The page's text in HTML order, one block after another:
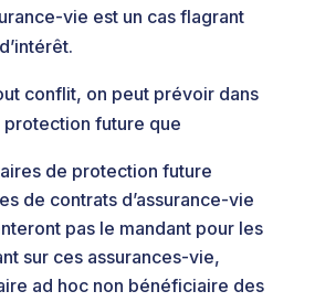
vie est un cas flagrant
conflit, on peut prévoir dans
protection future que
de protection future
de contrats d’assurance-vie
pas le mandant pour les
sur ces assurances-vie,
ad hoc non bénéficiaire des